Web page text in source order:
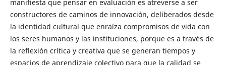
manifiesta que pensar en evaluación es atreverse a ser
constructores de caminos de innovación, deliberados desde
la identidad cultural que enraíza compromisos de vida con
los seres humanos y las instituciones, porque es a través de
la reflexión crítica y creativa que se generan tiempos y
espacios de aprendizaje colectivo para que la calidad se